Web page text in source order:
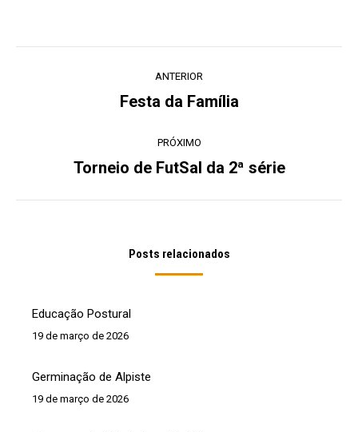
ANTERIOR
Post
Festa da Família
PRÓXIMO
Próximo
Torneio de FutSal da 2ª série
Posts relacionados
Educação Postural
19 de março de 2026
Germinação de Alpiste
19 de março de 2026